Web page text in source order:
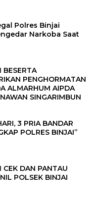
Polres Binjai
Narkoba Saat
BESERTA
PENGHORMATAN
ALMARHUM AIPDA
SINGARIMBUN
3 PRIA BANDAR
POLRES BINJAI”
CEK DAN PANTAU
POLSEK BINJAI